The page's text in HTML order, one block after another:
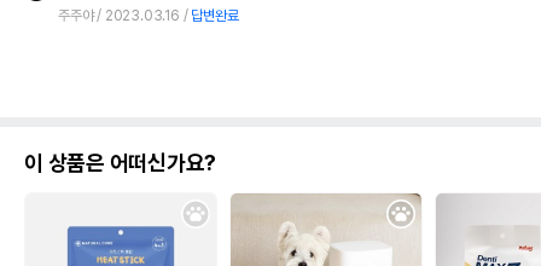
주주야 2023.03.16 답변완료
이 상품은 어떠신가요?